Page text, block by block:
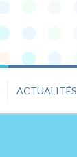
ACTUALITÉS